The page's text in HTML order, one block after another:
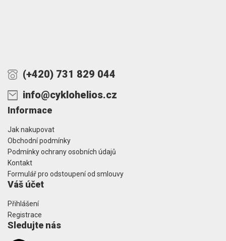
(+420) 731 829 044
info@cyklohelios.cz
Informace
Jak nakupovat
Obchodní podmínky
Podmínky ochrany osobních údajů
Kontakt
Formulář pro odstoupení od smlouvy
Váš účet
Přihlášení
Registrace
Sledujte nás